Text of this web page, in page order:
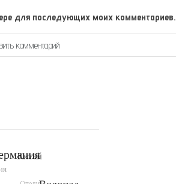
для последующих моих комментариев.